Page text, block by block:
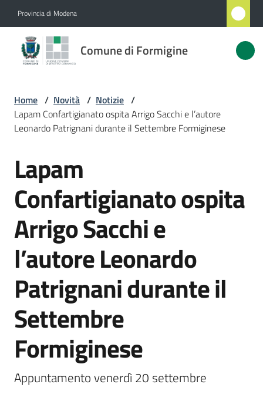
Provincia di Modena
Comune di Formigine
Comune
di
Amministrazione
Novità
Menu selezionato
Servizi
Vivere
Formigine
Prenotazione
appuntamenti
A
l
Home / Novità / Notizie /
Lapam Confartigianato ospita Arrigo Sacchi e l’autore
Leonardo Patrignani durante il Settembre Formiginese
Salta al contenuto
Lapam
Confartigianato ospita
Arrigo Sacchi e
l’autore Leonardo
Patrignani durante il
Settembre
Formiginese
Appuntamento venerdì 20 settembre